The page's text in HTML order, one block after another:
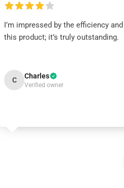
I’m impressed by the efficiency
this product; it’s truly outstanding.
C Charles
Verified owner